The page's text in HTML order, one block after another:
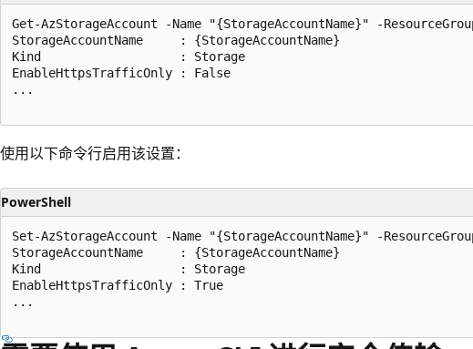
Get-AzStorageAccount -Name "{StorageAccountName}" -
StorageAccountName     : {StorageAccountName}
Kind                   : Storage
EnableHttpsTrafficOnly : False
...
使用以下命令行启用该设置：
PowerShell
Set-AzStorageAccount -Name "{StorageAccountName}" -
StorageAccountName     : {StorageAccountName}
Kind                   : Storage
EnableHttpsTrafficOnly : True
...